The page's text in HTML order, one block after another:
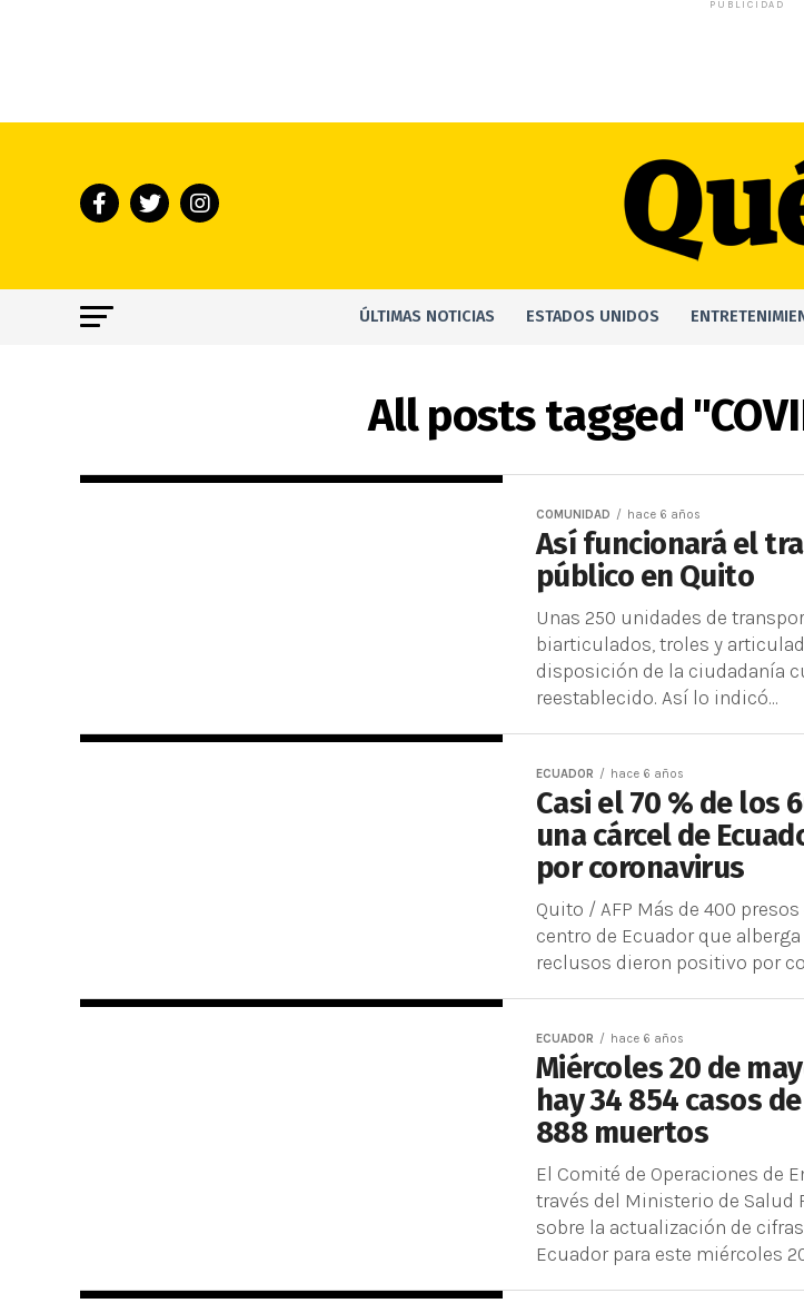
PUBLICIDAD
ÚLTIMAS NOTICIAS ESTADOS UNIDOS
All posts tagged
COMUNIDAD hace 6 años
Así funcionará el
público en Quito
Unas 250 unidades de
biarticulados, troles y
disposición de la ciudadanía
reestablecido. Así lo indicó...
ECUADOR hace 6 años
Casi el 70 % de los
una cárcel de
por coronavirus
Quito / AFP Más de 400
centro de Ecuador que
reclusos dieron positivo por
ECUADOR hace 6 años
Miércoles 20 de
hay 34 854 casos de
888 muertos
El Comité de Operaciones de
través del Ministerio de Salud
sobre la actualización de cifras
Ecuador para este miércoles